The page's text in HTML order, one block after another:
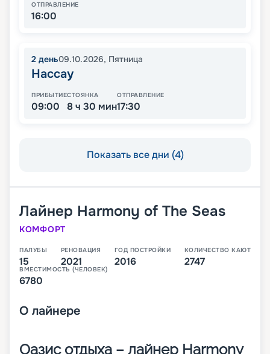
ОТПРАВЛЕНИЕ
16:00
2 день09.10.2026, Пятница
Нассау
ПРИБЫТИЕ
09:00
СТОЯНКА
8 ч 30 мин
ОТПРАВЛЕНИЕ
17:30
Показать все дни (4)
Лайнер Harmony of The Seas
КОМФОРТ
ПАЛУБЫ
15
РЕНОВАЦИЯ
2021
ГОД ПОСТРОЙКИ
2016
КОЛИЧЕСТВО КАЮТ
2747
ВМЕСТИМОСТЬ (ЧЕЛОВЕК)
6780
О лайнере
Оазис отдыха – лайнер Harmony